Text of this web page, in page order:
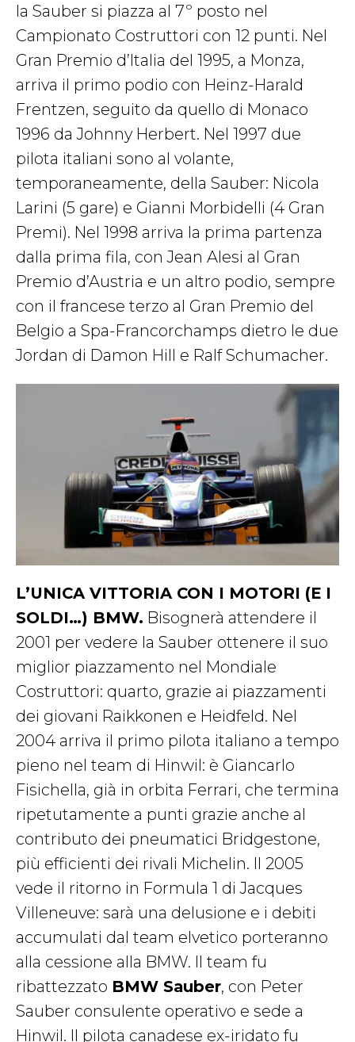
la Sauber si piazza al 7º posto nel
Campionato Costruttori con 12 punti. Nel
Gran Premio d’Italia del 1995, a Monza,
arriva il primo podio con Heinz-Harald
Frentzen, seguito da quello di Monaco
1996 da Johnny Herbert. Nel 1997 due
pilota italiani sono al volante,
temporaneamente, della Sauber: Nicola
Larini (5 gare) e Gianni Morbidelli (4 Gran
Premi). Nel 1998 arriva la prima partenza
dalla prima fila, con Jean Alesi al Gran
Premio d’Austria e un altro podio, sempre
con il francese terzo al Gran Premio del
Belgio a Spa-Francorchamps dietro le due
Jordan di Damon Hill e Ralf Schumacher.
L’UNICA VITTORIA CON I MOTORI (E I
SOLDI…) BMW. Bisognerà attendere il
2001 per vedere la Sauber ottenere il suo
miglior piazzamento nel Mondiale
Costruttori: quarto, grazie ai piazzamenti
dei giovani Raikkonen e Heidfeld. Nel
2004 arriva il primo pilota italiano a tempo
pieno nel team di Hinwil: è Giancarlo
Fisichella, già in orbita Ferrari, che termina
ripetutamente a punti grazie anche al
contributo dei pneumatici Bridgestone,
più efficienti dei rivali Michelin. Il 2005
vede il ritorno in Formula 1 di Jacques
Villeneuve: sarà una delusione e i debiti
accumulati dal team elvetico porteranno
alla cessione alla BMW. Il team fu
ribattezzato BMW Sauber, con Peter
Sauber consulente operativo e sede a
Hinwil. Il pilota canadese ex-iridato fu